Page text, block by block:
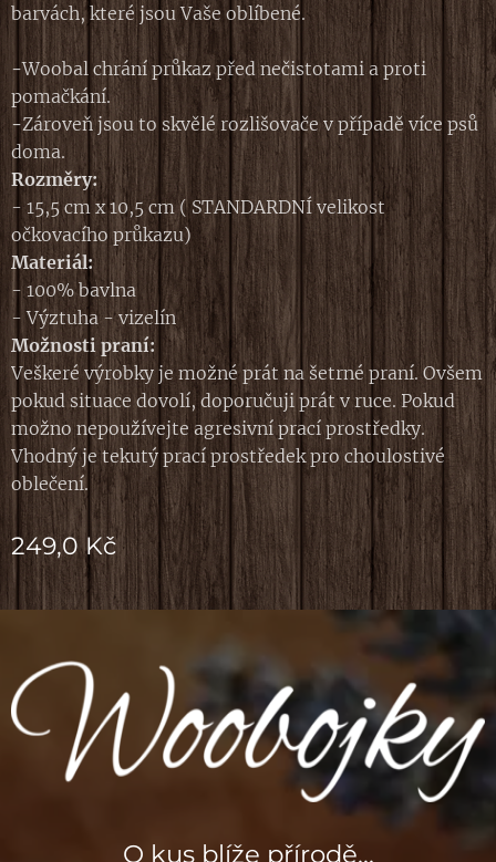
barvách, které jsou Vaše oblíbené.
-Woobal chrání průkaz před nečistotami a proti
pomačkání.
-Zároveň jsou to skvělé rozlišovače v případě více psů
doma.
Rozměry:
- 15,5 cm x 10,5 cm ( STANDARDNÍ velikost
očkovacího průkazu)
Materiál:
- 100% bavlna
- Výztuha - vizelín
Možnosti praní:
Veškeré výrobky je možné prát na šetrné praní. Ovšem
pokud situace dovolí, doporučuji prát v ruce. Pokud
možno nepoužívejte agresivní prací prostředky.
Vhodný je tekutý prací prostředek pro choulostivé
oblečení.
249,0Kč
O kus blíže přírodě...